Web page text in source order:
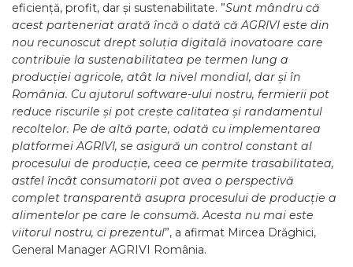
eficiență, profit, dar și sustenabilitate. ”Sunt mândru că
acest parteneriat arată încă o dată că AGRIVI este din
nou recunoscut drept soluția digitală inovatoare care
contribuie la sustenabilitatea pe termen lung a
producției agricole, atât la nivel mondial, dar și în
România. Cu ajutorul software-ului nostru, fermierii pot
reduce riscurile și pot crește calitatea și randamentul
recoltelor. Pe de altă parte, odată cu implementarea
platformeiAGRIVI, se asigură un control constant al
procesului de producție, ceea ce permite trasabilitatea,
astfel încât consumatorii pot avea o perspectivă
complet transparentă asupra procesului de producție a
alimentelor pe care le consumă. Acesta nu mai este
viitorul nostru, ci prezentul”, a afirmat Mircea Drăghici,
General Manager AGRIVI România.